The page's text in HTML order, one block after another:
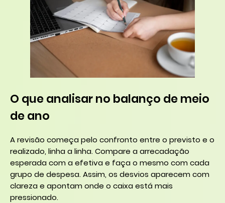
O que analisar no balanço de meio
de ano
A revisão começa pelo confronto entre o previsto e o
realizado, linha a linha. Compare a arrecadação
esperada com a efetiva e faça o mesmo com cada
grupo de despesa. Assim, os desvios aparecem com
clareza e apontam onde o caixa está mais
pressionado.